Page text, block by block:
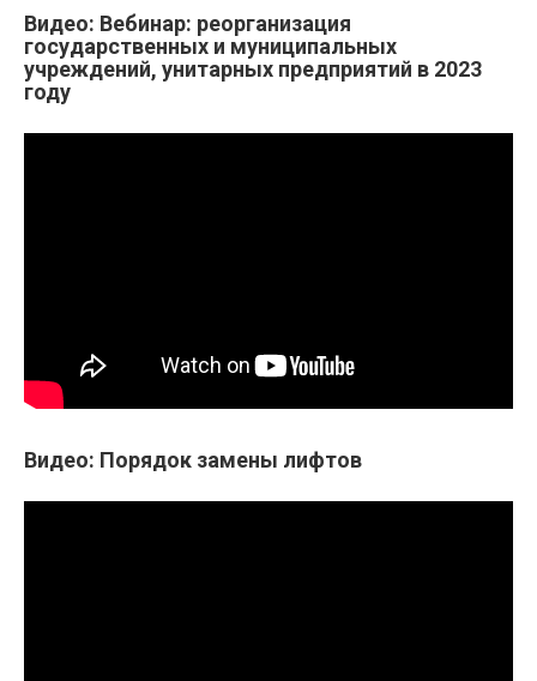
Видео: Вебинар: реорганизация
государственных и муниципальных
учреждений, унитарных предприятий в 2023
году
Видео: Порядок замены лифтов